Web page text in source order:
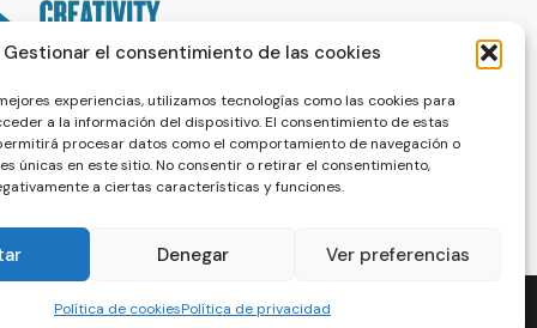
Gestionar el consentimiento de las cookies
experiencias, utilizamos tecnologías como las cookies para
a la información del dispositivo. El consentimiento de estas
procesar datos como el comportamiento de navegación o
únicas en este sitio. No consentir o retirar el consentimiento,
a ciertas características y funciones.
Denegar Ver preferencias
Política de cookiesPolítica de privacidad